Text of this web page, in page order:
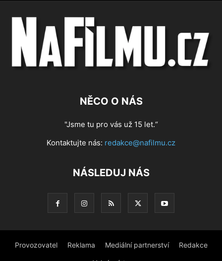
NĚCO O NÁS
"Jsme tu pro vás už 15 let.“
Kontaktujte nás: redakce@nafilmu.cz
NÁSLEDUJ NÁS
Provozovatel Reklama Mediální partnerství Redakce